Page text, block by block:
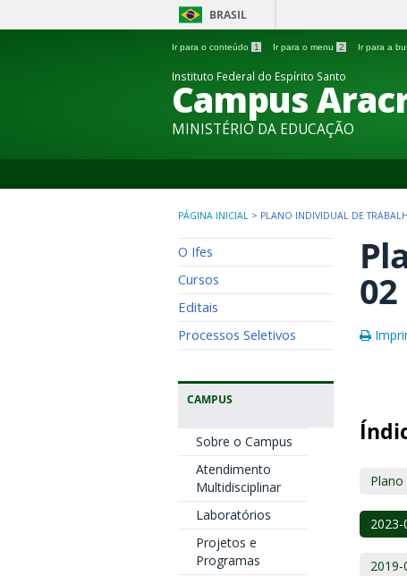
BRASIL
Ir para o conteúdo 1 Ir para o menu 2 Ir para a
Instituto Federal do Espírito Santo
Campus
MINISTÉRIO DA EDUCAÇÃO
PÁGINA INICIAL > PLANO INDIVIDUAL DE
O Ifes
Cursos
Editais
Processos Seletivos
CAMPUS
Sobre o Campus
Atendimento
Multidisciplinar
Laboratórios
Projetos e
Programas
02
2023-
2019-